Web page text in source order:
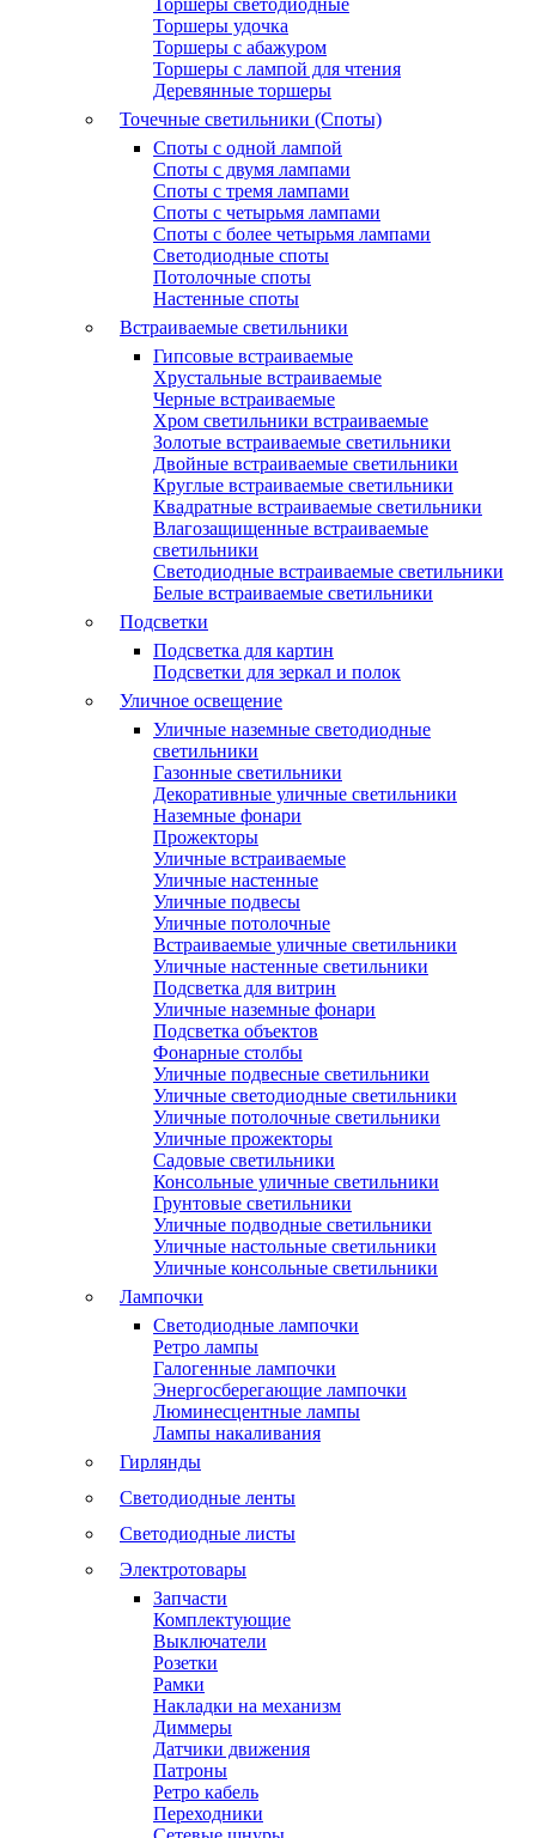
Торшеры светодиодные
Торшеры удочка
Торшеры с абажуром
Торшеры с лампой для чтения
Деревянные торшеры
Точечные светильники (Споты)
Споты с одной лампой
Споты с двумя лампами
Споты с тремя лампами
Споты с четырьмя лампами
Споты с более четырьмя лампами
Светодиодные споты
Потолочные споты
Настенные споты
Встраиваемые светильники
Гипсовые встраиваемые
Хрустальные встраиваемые
Черные встраиваемые
Хром светильники встраиваемые
Золотые встраиваемые светильники
Двойные встраиваемые светильники
Круглые встраиваемые светильники
Квадратные встраиваемые светильники
Влагозащищенные встраиваемые
светильники
Светодиодные встраиваемые светильники
Белые встраиваемые светильники
Подсветки
Подсветка для картин
Подсветки для зеркал и полок
Уличное освещение
Уличные наземные светодиодные
светильники
Газонные светильники
Декоративные уличные светильники
Наземные фонари
Прожекторы
Уличные встраиваемые
Уличные настенные
Уличные подвесы
Уличные потолочные
Встраиваемые уличные светильники
Уличные настенные светильники
Подсветка для витрин
Уличные наземные фонари
Подсветка объектов
Фонарные столбы
Уличные подвесные светильники
Уличные светодиодные светильники
Уличные потолочные светильники
Уличные прожекторы
Садовые светильники
Консольные уличные светильники
Грунтовые светильники
Уличные подводные светильники
Уличные настольные светильники
Уличные консольные светильники
Лампочки
Светодиодные лампочки
Ретро лампы
Галогенные лампочки
Энергосберегающие лампочки
Люминесцентные лампы
Лампы накаливания
Гирлянды
Светодиодные ленты
Светодиодные листы
Электротовары
Запчасти
Комплектующие
Выключатели
Розетки
Рамки
Накладки на механизм
Диммеры
Датчики движения
Патроны
Ретро кабель
Переходники